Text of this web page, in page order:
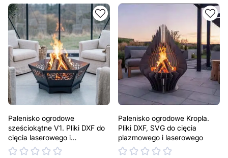
Palenisko ogrodowe
sześciokątne V1. Pliki DXF do
cięcia laserowego i
plazmowego
Palenisko ogrodowe Kropla.
Pliki DXF, SVG do cięcia
plazmowego i laserowego